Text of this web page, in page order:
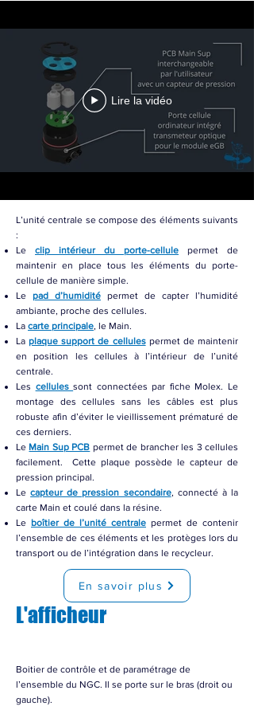
Lire la vidéo
L’unité centrale se compose des éléments suivants
:
Le clip intérieur du porte-cellule permet de
maintenir en place tous les éléments du porte-
cellule de manière simple.
Le pad d’humidité permet de capter l’humidité
ambiante, proche des cellules.
La carte principale, le Main.
Laplaque support de cellulespermet de maintenir
en position les cellules à l’intérieur de l’unité
centrale.
Les cellulessont connectées par fiche Molex. Le
montage des cellules sans les câbles est plus
robuste afin d’éviter le vieillissement prématuré de
ces derniers.
Le Main Sup PCB permet de brancher les 3 cellules
facilement. Cette plaque possède le capteur de
pression principal.
Lecapteur de pression secondaire, connecté à la
carte Main et coulé dans la résine.
Le boîtier de l’unité centrale permet de contenir
l’ensemble de ces éléments et les protèges lors du
transport ou de l’intégration dans le recycleur.
En savoir plus
L'afficheur
Boitier de contrôle et de paramétrage de
l’ensemble du NGC. Il se porte sur le bras (droit ou
gauche).